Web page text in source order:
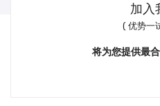
加入
( 优势一
将为您提供最